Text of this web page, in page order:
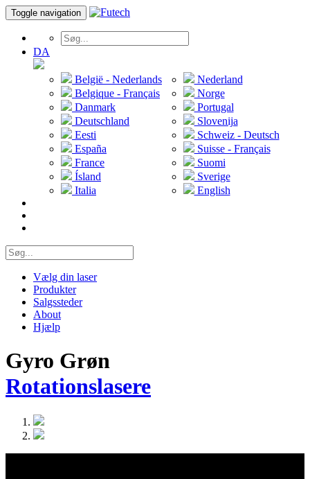
Toggle navigation
DA
België - Nederlands
Belgique - Français
Danmark
Deutschland
Eesti
España
France
Ísland
Italia
Nederland
Norge
Portugal
Slovenija
Schweiz - Deutsch
Suisse - Français
Suomi
Sverige
English
Vælg din laser
Produkter
Salgssteder
About
Hjælp
Gyro Grøn
Rotationslasere